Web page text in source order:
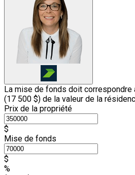
La mise de fonds doit correspondre
(17 500 $) de la valeur de la
Prix de la propriété
$
Mise de fonds
$
%